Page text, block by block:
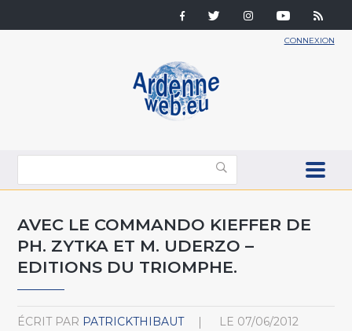
CONNEXION
AVEC LE COMMANDO KIEFFER DE
PH. ZYTKA ET M. UDERZO –
EDITIONS DU TRIOMPHE.
ÉCRIT PAR PATRICKTHIBAUT LE 07/06/2012